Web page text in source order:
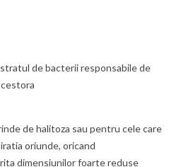
de bacterii responsabile de
de halitoza sau pentru cele care
oriunde, oricand
dimensiunilor foarte reduse